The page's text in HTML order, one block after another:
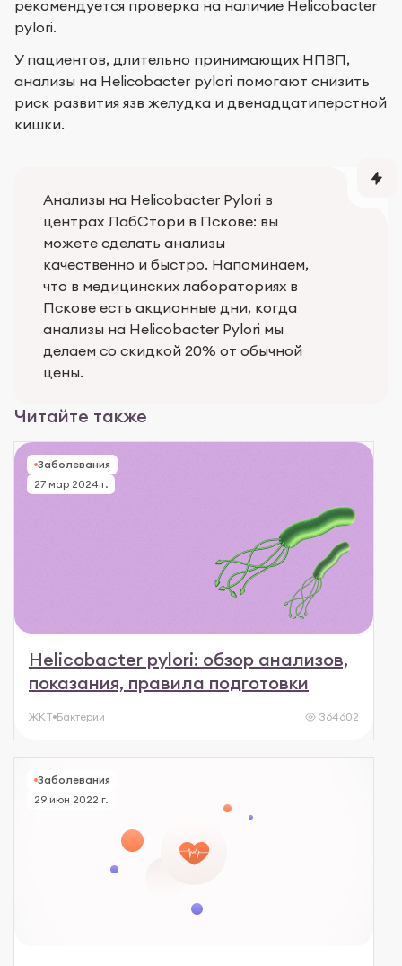
рекомендуется проверка на наличие Helicobacter
pylori.
У пациентов, длительно принимающих НПВП,
анализы на Helicobacter pylori помогают снизить
риск развития язв желудка и двенадцатиперстной
кишки.
Анализы на Helicobacter Pylori в
центрах ЛабСтори в Пскове: вы
можете сделать анализы
качественно и быстро. Напоминаем,
что в медицинских лабораториях в
Пскове есть акционные дни, когда
анализы на Helicobacter Pylori мы
делаем со скидкой 20% от обычной
цены.
Читайте также
Заболевания
27 мар 2024 г.
Helicobacter pylori: обзор анализов,
показания, правила подготовки
ЖКТ Бактерии 364602
Заболевания
29 июн 2022 г.